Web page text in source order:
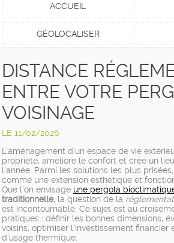
ACCUEIL
GÉOLOCALISER
DISTANCE
ENTRE VOTRE
VOISINAGE
LE 11/02/2026
L'aménagement d’un espace de vie
propriété, améliore le confort et crée un
l'année. Parmi les solutions les plus
comme une extension esthétique et
Que l'on envisage une pergola
traditionnelle, la question de la
est incontournable. Ce sujet est au
pratiques : définir les bonnes dimensions,
voisins, optimiser l’investissement
d’usage thermique.